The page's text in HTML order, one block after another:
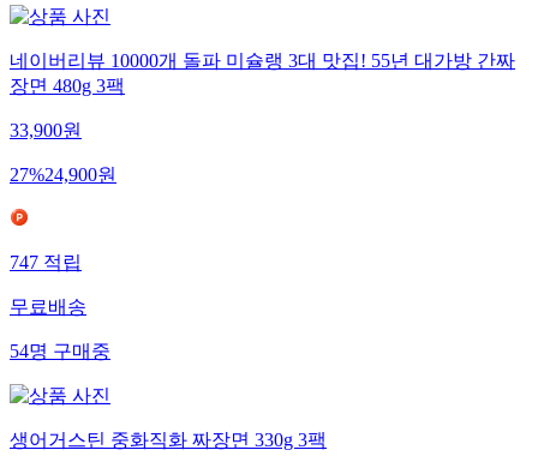
네이버리뷰 10000개 돌파 미슐랭 3대 맛집! 55년 대가방 간짜
장면 480g 3팩
33,900원
27%24,900원
747적립
무료배송
54명구매중
생어거스틴 중화직화 짜장면 330g 3팩